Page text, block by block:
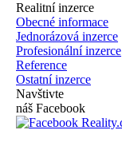
Realitní inzerce
Obecné informace
Jednorázová inzerce
Profesionální inzerce
Reference
Ostatní inzerce
Navštivte
náš Facebook